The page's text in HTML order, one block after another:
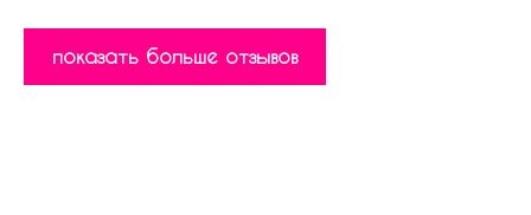
показать больше отзывов